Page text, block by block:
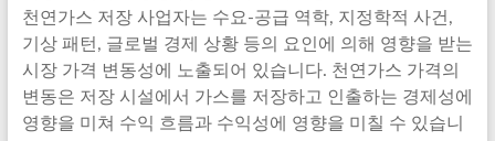
천연가스 저장 사업자는 수요-공급 역학, 지정학적 사건,
기상 패턴, 글로벌 경제 상황 등의 요인에 의해 영향을 받는
시장 가격 변동성에 노출되어 있습니다. 천연가스 가격의
변동은 저장 시설에서 가스를 저장하고 인출하는 경제성에
영향을 미쳐 수익 흐름과 수익성에 영향을 미칠 수 있습니